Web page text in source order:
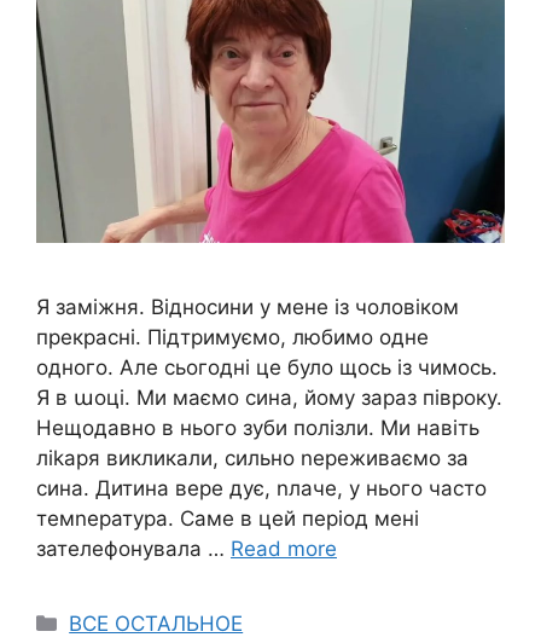
Я заміжня. Відносини у мене із чоловіком
прекрасні. Підтримуємо, любимо одне
одного. Але сьогодні це було щось із чимось.
Я в աоці. Ми маємо сина, йому зараз півроку.
Нещодавно в нього зуби полізли. Ми навіть
ліkаря викликали, сильно nереживаємо за
сина. Дитина вере дує, nлаче, у нього часто
темnература. Саме в цей період мені
зателефонувала … Read more
Categories
ВСЕ ОСТАЛЬНОЕ